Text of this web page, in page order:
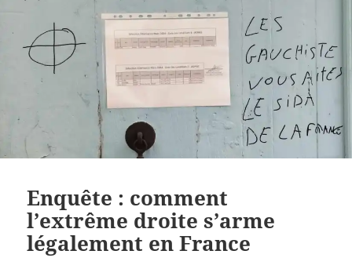
Enquête : comment
l’extrême droite s’arme
légalement en France